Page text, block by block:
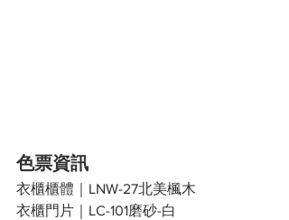
色票資訊
衣櫃櫃體｜LNW-27北美楓木
衣櫃門片｜LC-101磨砂-白